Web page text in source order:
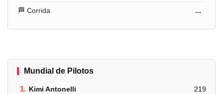
🏁 Corrida ...
Mundial de Pilotos
1. Kimi Antonelli 219